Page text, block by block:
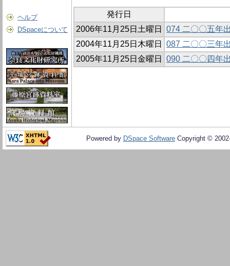
ヘルプ
DSpaceについて
発行日
2006年11月25日土曜日
074 二〇〇五年
2004年11月25日木曜日
087 二〇〇三年
2005年11月25日金曜日
090 二〇〇四年
Powered by DSpace Software Copyright ©